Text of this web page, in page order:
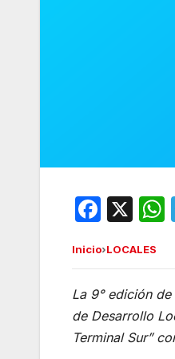
F
c
e
b
o
X
Inicio›LOCALES
La 9° edición
de Desarrollo
Terminal Sur”